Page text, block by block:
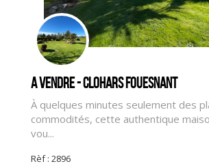
CLIQUER ICI POUR AGRANDIR
A vendre - CLOHARS FOUESNANT
À quelques minutes seulement des
commodités, cette authentique
vou...
Rèf : 2896